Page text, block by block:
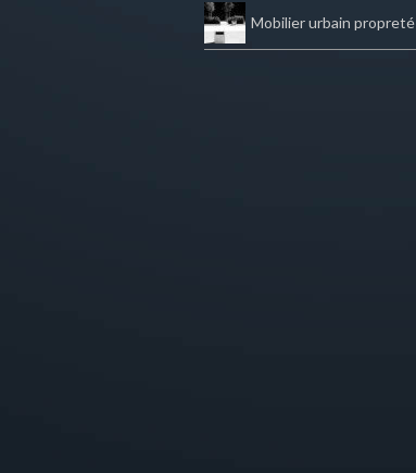
Mobilier urbain propreté